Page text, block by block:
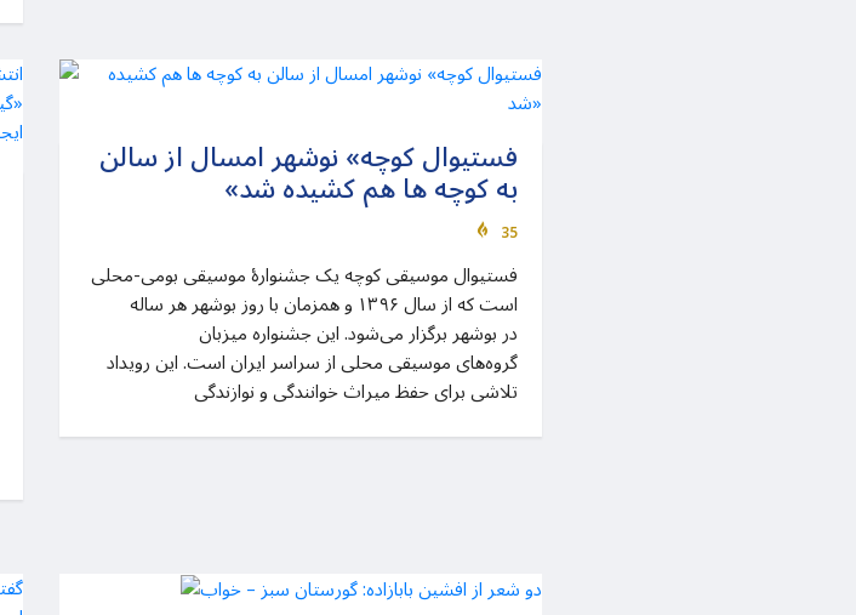
فستیوال کوچه» نوشهر امسال از سالن
به کوچه ها هم کشیده شد»
35
فستیوال موسیقی کوچه یک جشنوارهٔ موسیقی بومی-محلی
است که از سال ۱۳۹۶ و همزمان با روز بوشهر هر ساله
در بوشهر برگزار می‌شود. این جشنواره میزبان
گروه‌های موسیقی محلی از سراسر ایران است. این رویداد
تلاشی برای حفظ میراث خوانندگی و نوازندگی